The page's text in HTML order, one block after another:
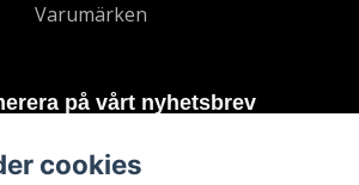
Varumärken
på vårt nyhetsbrev
cookies